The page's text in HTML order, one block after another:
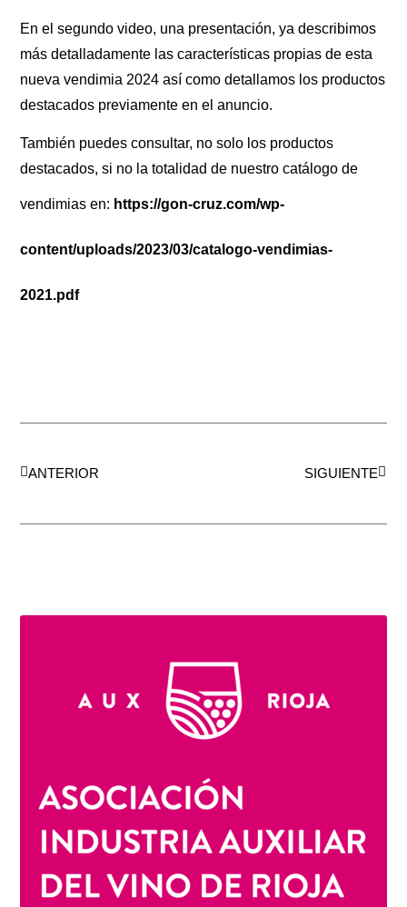
En el segundo video, una presentación, ya describimos
más detalladamente las características propias de esta
nueva vendimia 2024 así como detallamos los productos
destacados previamente en el anuncio.
También puedes consultar, no solo los productos
destacados, si no la totalidad de nuestro catálogo de
vendimias en: https://gon-cruz.com/wp-
content/uploads/2023/03/catalogo-vendimias-
2021.pdf
ANTERIOR SIGUIENTE